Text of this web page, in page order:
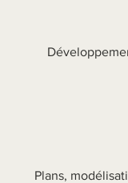
Plans,